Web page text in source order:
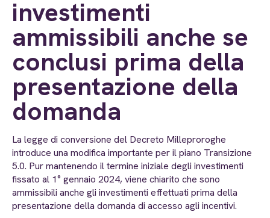
investimenti
ammissibili anche se
conclusi prima della
presentazione della
domanda
La legge di conversione del Decreto Milleproroghe
introduce una modifica importante per il piano Transizione
5.0. Pur mantenendo il termine iniziale degli investimenti
fissato al 1° gennaio 2024, viene chiarito che sono
ammissibili anche gli investimenti effettuati prima della
presentazione della domanda di accesso agli incentivi.